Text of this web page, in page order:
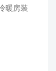
暖房装